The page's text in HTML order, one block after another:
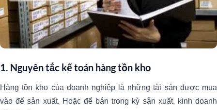
1. Nguyên tắc kế toán hàng tồn kho
Hàng tồn kho của doanh nghiệp là những tài sản được mua
vào để sản xuất. Hoặc để bán trong kỳ sản xuất, kinh doanh